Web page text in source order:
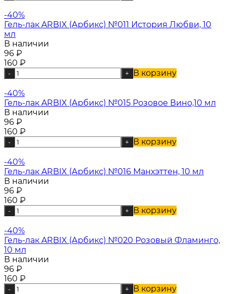
-40%
Гель-лак ARBIX (Арбикс) №011 История Любви, 10
мл
В наличии
96 ₽
160 ₽
- + В корзину
-40%
Гель-лак ARBIX (Арбикс) №015 Розовое Вино,10 мл
В наличии
96 ₽
160 ₽
- + В корзину
-40%
Гель-лак ARBIX (Арбикс) №016 Манхэттен, 10 мл
В наличии
96 ₽
160 ₽
- + В корзину
-40%
Гель-лак ARBIX (Арбикс) №020 Розовый Фламинго,
10 мл
В наличии
96 ₽
160 ₽
- + В корзину